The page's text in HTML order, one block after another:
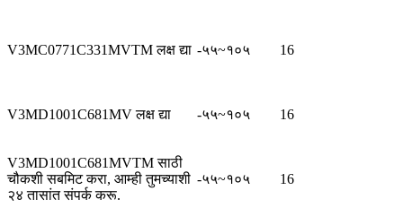
V3MC0771C331MVTM लक्ष द्या -५५~१०५ 16
V3MD1001C681MV लक्ष द्या -५५~१०५ 16
V3MD1001C681MVTM साठी
चौकशी सबमिट करा, आम्ही तुमच्याशी
२४ तासांत संपर्क करू.
-५५~१०५ 16